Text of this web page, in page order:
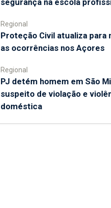
Regional
Proteção Civil atualiza para
as ocorrências nos Açores
Regional
PJ detém homem em São
suspeito de violação e
doméstica